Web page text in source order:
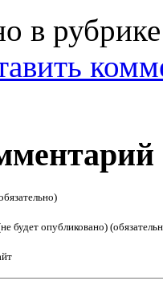
в
будет опубликовано)